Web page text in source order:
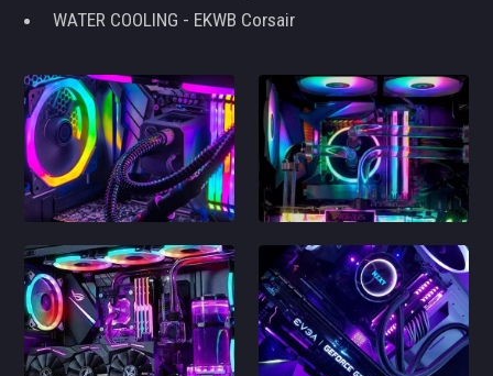
WATER COOLING - EKWB Corsair